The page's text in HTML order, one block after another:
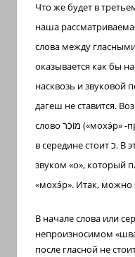
Что же будет в
наша
слова между
оказывается как бы
насквозь и звуковой
дагеш не ставится.
слово מוֹכֵר («мохэ́р» -
в середине стоитכ. В
звуком «о», который
«мохэ́р». Итак, можно
В начале слова или
непроизносимом
после гласной не